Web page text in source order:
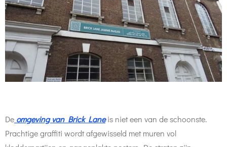
De omgeving van Brick Lane is niet een van de schoonste.
Prachtige graffiti wordt afgewisseld met muren vol